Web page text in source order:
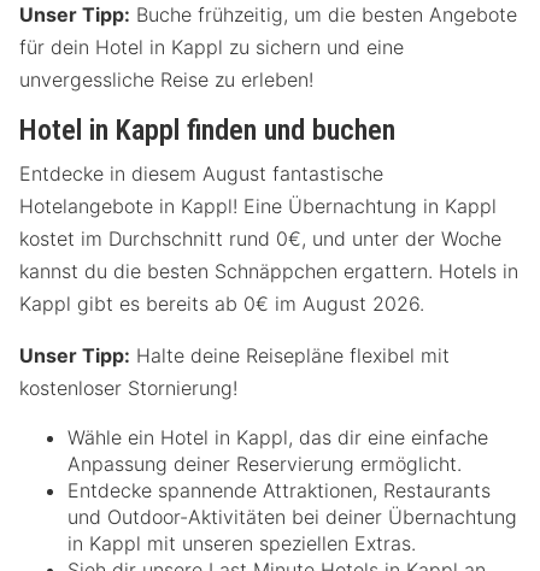
Unser Tipp: Buche frühzeitig, um die besten Angebote
für dein Hotel in Kappl zu sichern und eine
unvergessliche Reise zu erleben!
Hotel in Kappl finden und buchen
Entdecke in diesem August fantastische
Hotelangebote in Kappl! Eine Übernachtung in Kappl
kostet im Durchschnitt rund 0€, und unter der Woche
kannst du die besten Schnäppchen ergattern. Hotels in
Kappl gibt es bereits ab 0€ im August 2026.
Unser Tipp: Halte deine Reisepläne flexibel mit
kostenloser Stornierung!
Wähle ein Hotel in Kappl, das dir eine einfache
Anpassung deiner Reservierung ermöglicht.
Entdecke spannende Attraktionen, Restaurants
und Outdoor-Aktivitäten bei deiner Übernachtung
in Kappl mit unseren speziellen Extras.